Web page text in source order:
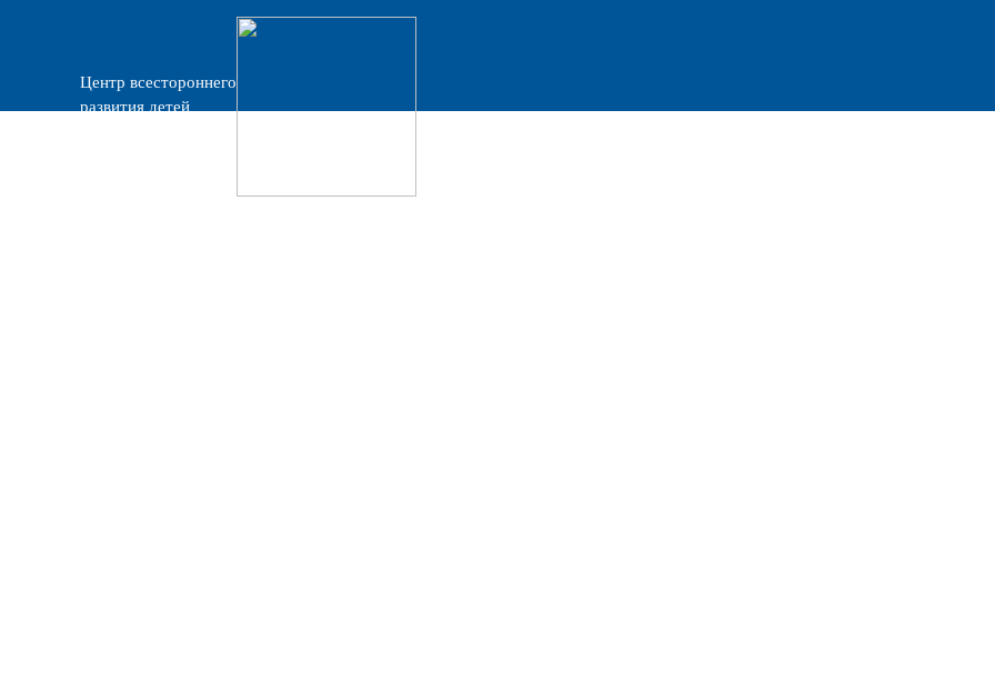
Центр всестороннего
развития детей